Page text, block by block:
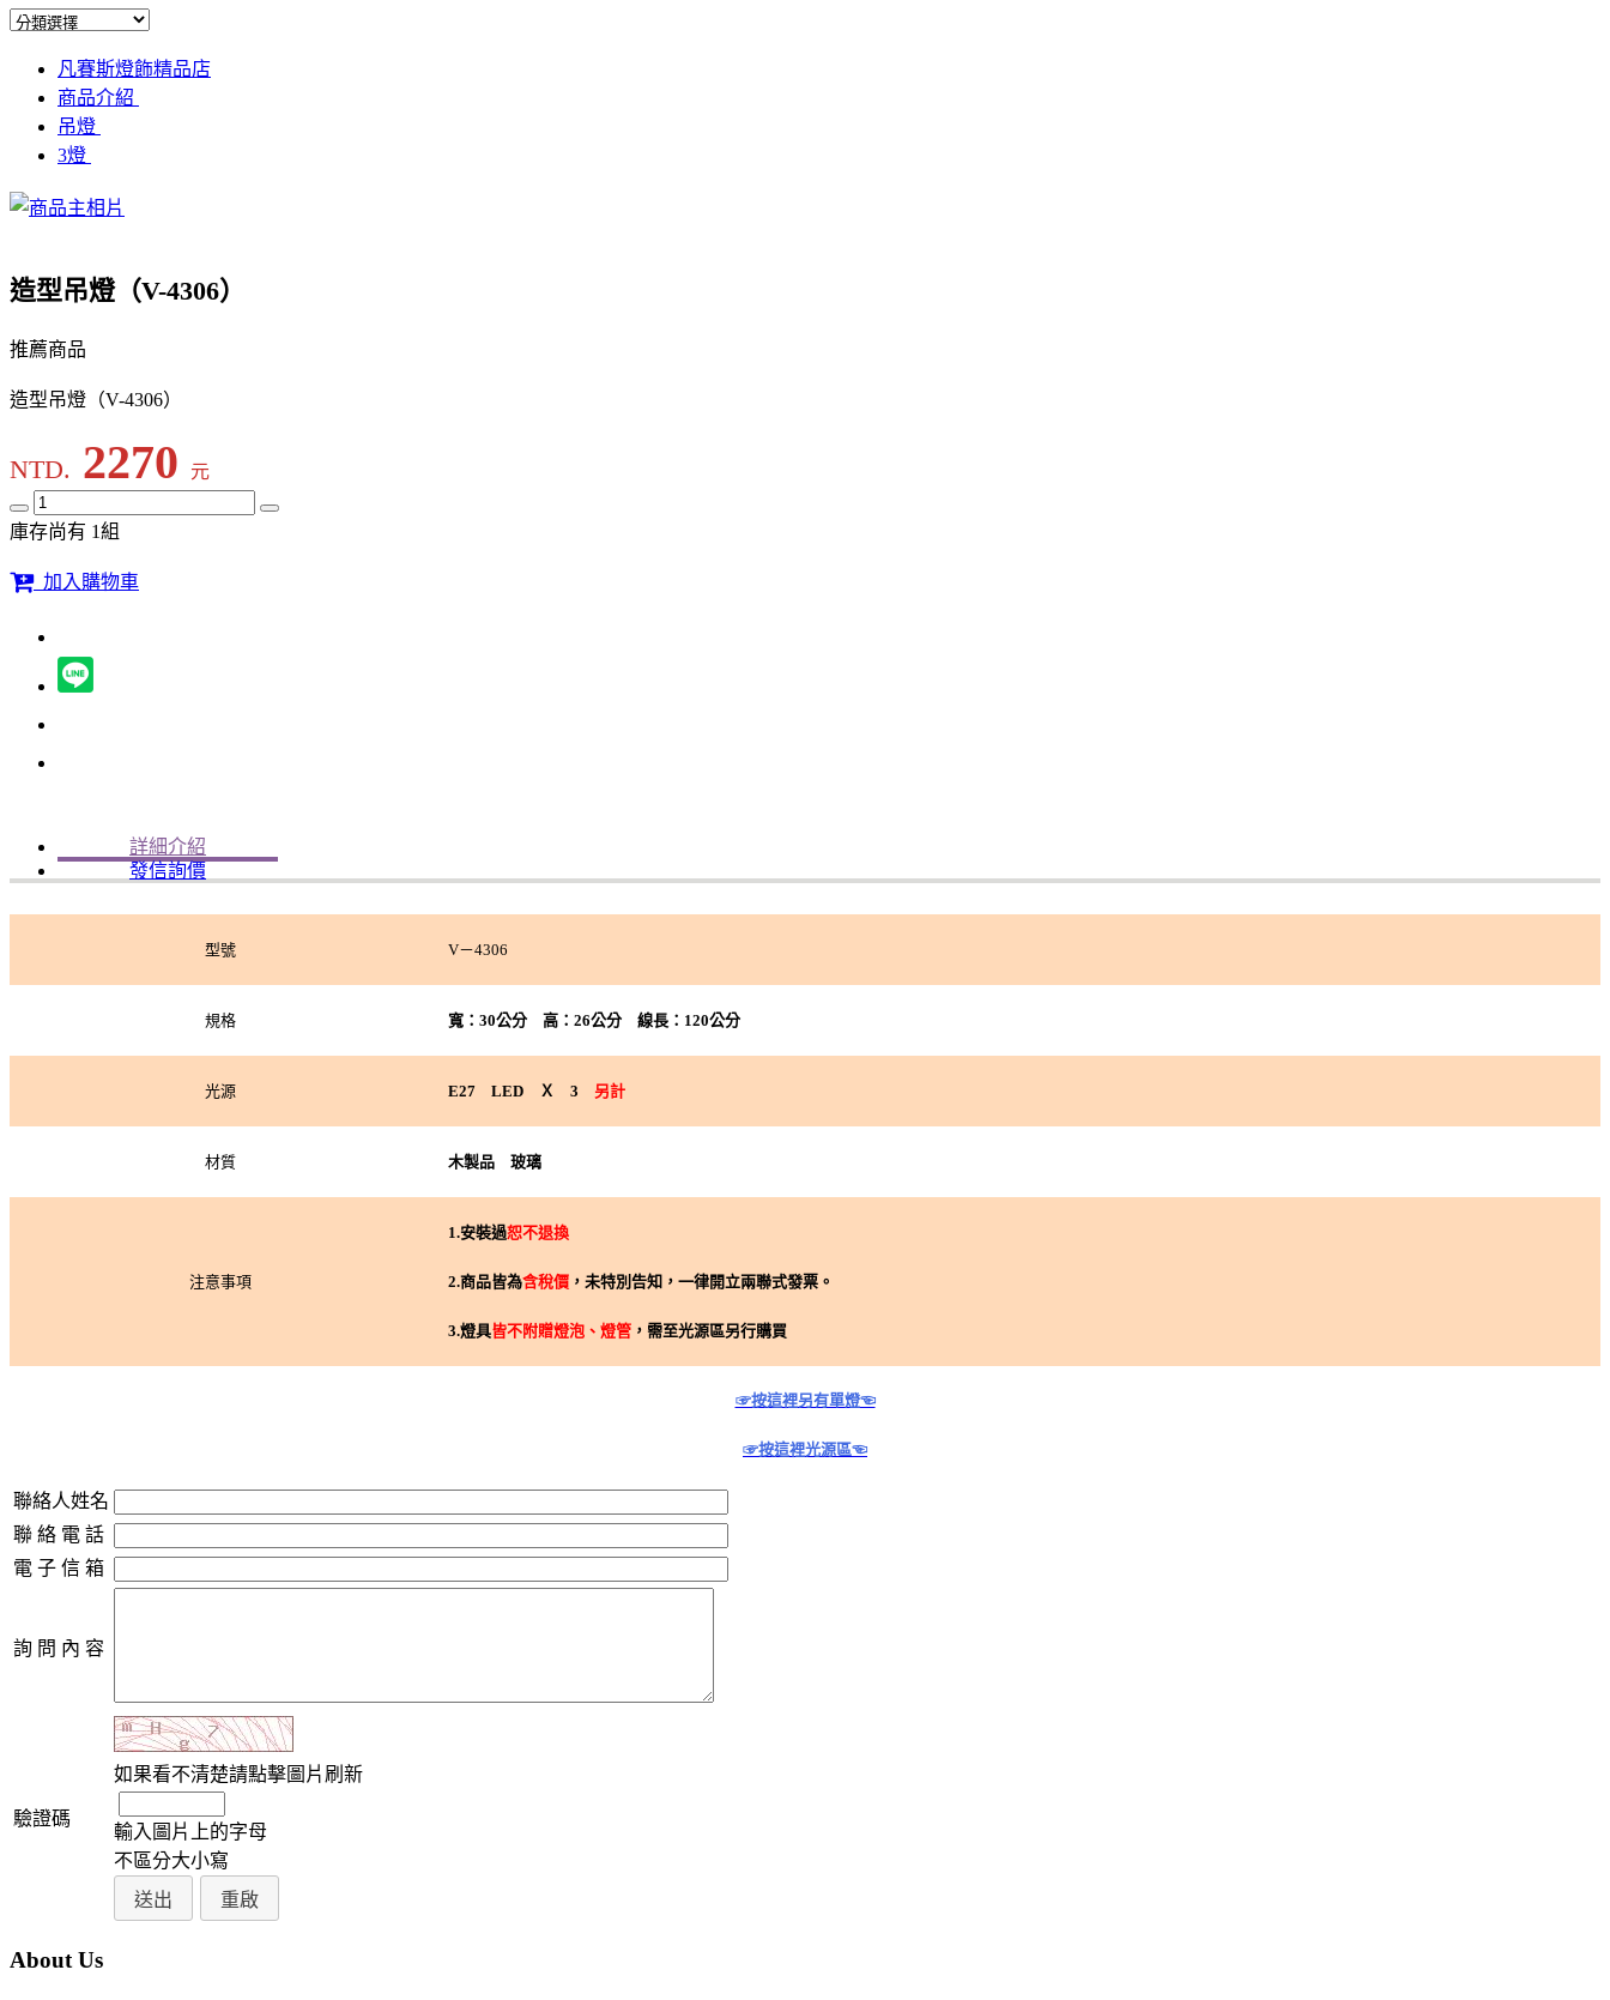
凡賽斯燈飾精品店
商品介紹
吊燈
3燈
造型吊燈（V-4306）
推薦商品
造型吊燈（V-4306）
NTD. 2270 元
庫存尚有 1組
加入購物車
詳細介紹
發信詢價
型號 V－4306
規格 寬：30公分 高：26公分 線長：120公分
光源 E27 LED Ｘ 3 另計
材質 木製品 玻璃
注意事項
1.安裝過恕不退換
2.商品皆為含稅價 ，未特別告知，一律開立兩聯式發票。
3.燈具皆不附贈燈泡、燈管 ，需至光源區另行購買
☞按這裡另有單燈☜
☞按這裡光源區☜
聯絡人姓名
聯 絡 電 話
電 子 信 箱
詢 問 內 容
驗證碼
如果看不清楚請點擊圖片刷新
輸入圖片上的字母
不區分大小寫
About Us